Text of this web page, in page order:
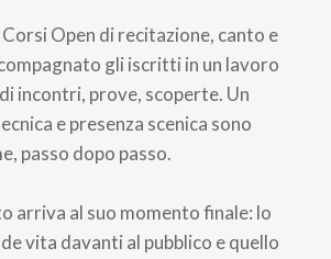
Corsi Open di recitazione, canto e
gli iscritti in un lavoro
incontri, prove, scoperte. Un
e presenza scenica sono
passo dopo passo.
arriva al suo momento finale: lo
vita davanti al pubblico e quello